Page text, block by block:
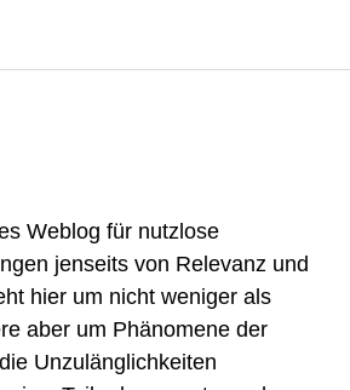
Weblog für nutzlose
jenseits von Relevanz und
hier um nicht weniger als
aber um Phänomene der
Unzulänglichkeiten